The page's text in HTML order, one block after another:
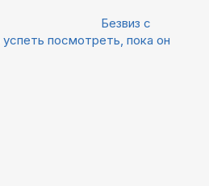
Безвиз с
посмотреть, пока он